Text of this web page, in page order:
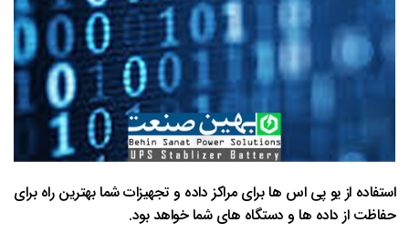
استفاده از یو پی اس ها برای مراکز داده و تجهیزات شما بهترین راه برای
حفاظت از داده ها و دستگاه های شما خواهد بود.